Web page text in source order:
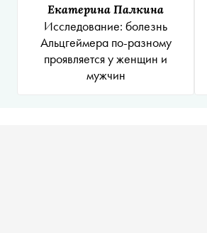
Екатерина Палкина
Исследование: болезнь
Альцгеймера по-разному
проявляется у женщин и
мужчин